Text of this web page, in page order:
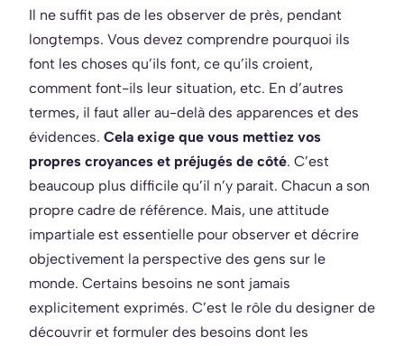
Il ne suffit pas de les observer de près, pendant
longtemps. Vous devez comprendre pourquoi ils
font les choses qu’ils font, ce qu’ils croient,
comment font-ils leur situation, etc. En d’autres
termes, il faut aller au-delà des apparences et des
évidences. Cela exige que vous mettiez vos
propres croyances et préjugés de côté. C’est
beaucoup plus difficile qu’il n’y parait. Chacun a son
propre cadre de référence. Mais, une attitude
impartiale est essentielle pour observer et décrire
objectivement la perspective des gens sur le
monde. Certains besoins ne sont jamais
explicitement exprimés. C’est le rôle du designer de
découvrir et formuler des besoins dont les